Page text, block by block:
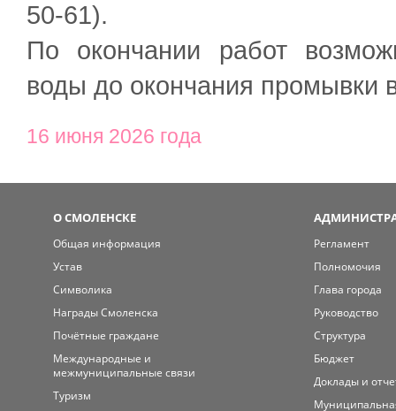
50-61).
По окончании работ
воды до окончания промывки
16 июня 2026 года
О СМОЛЕНСКЕ
Общая информация
Устав
Символика
Награды Смоленска
Почётные граждане
Международные и
межмуниципальные связи
Туризм
Регламент
Полномочия
Глава города
Руководство
Структура
Бюджет
Доклады и